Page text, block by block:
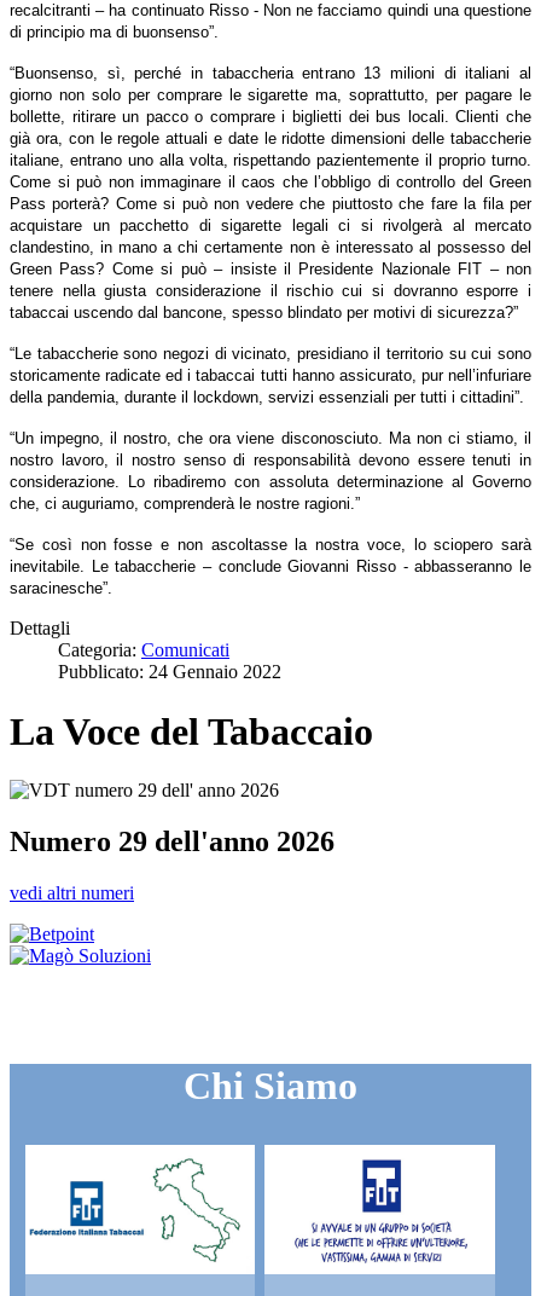
recalcitranti – ha continuato Risso - Non ne facciamo quindi una questione
di principio ma di buonsenso”.
“Buonsenso, sì, perché in tabaccheria entrano 13 milioni di italiani al
giorno non solo per comprare le sigarette ma, soprattutto, per pagare le
bollette, ritirare un pacco o comprare i biglietti dei bus locali. Clienti che
già ora, con le regole attuali e date le ridotte dimensioni delle tabaccherie
italiane, entrano uno alla volta, rispettando pazientemente il proprio turno.
Come si può non immaginare il caos che l’obbligo di controllo del Green
Pass porterà? Come si può non vedere che piuttosto che fare la fila per
acquistare un pacchetto di sigarette legali ci si rivolgerà al mercato
clandestino, in mano a chi certamente non è interessato al possesso del
Green Pass? Come si può – insiste il Presidente Nazionale FIT – non
tenere nella giusta considerazione il rischio cui si dovranno esporre i
tabaccai uscendo dal bancone, spesso blindato per motivi di sicurezza?”
“Le tabaccherie sono negozi di vicinato, presidiano il territorio su cui sono
storicamente radicate ed i tabaccai tutti hanno assicurato, pur nell’infuriare
della pandemia, durante il lockdown, servizi essenziali per tutti i cittadini”.
“Un impegno, il nostro, che ora viene disconosciuto. Ma non ci stiamo, il
nostro lavoro, il nostro senso di responsabilità devono essere tenuti in
considerazione. Lo ribadiremo con assoluta determinazione al Governo
che, ci auguriamo, comprenderà le nostre ragioni.”
“Se così non fosse e non ascoltasse la nostra voce, lo sciopero sarà
inevitabile. Le tabaccherie – conclude Giovanni Risso - abbasseranno le
saracinesche”.
Dettagli
Categoria: Comunicati
Pubblicato: 24 Gennaio 2022
La Voce del Tabaccaio
Numero 29 dell'anno 2026
vedi altri numeri
Chi Siamo